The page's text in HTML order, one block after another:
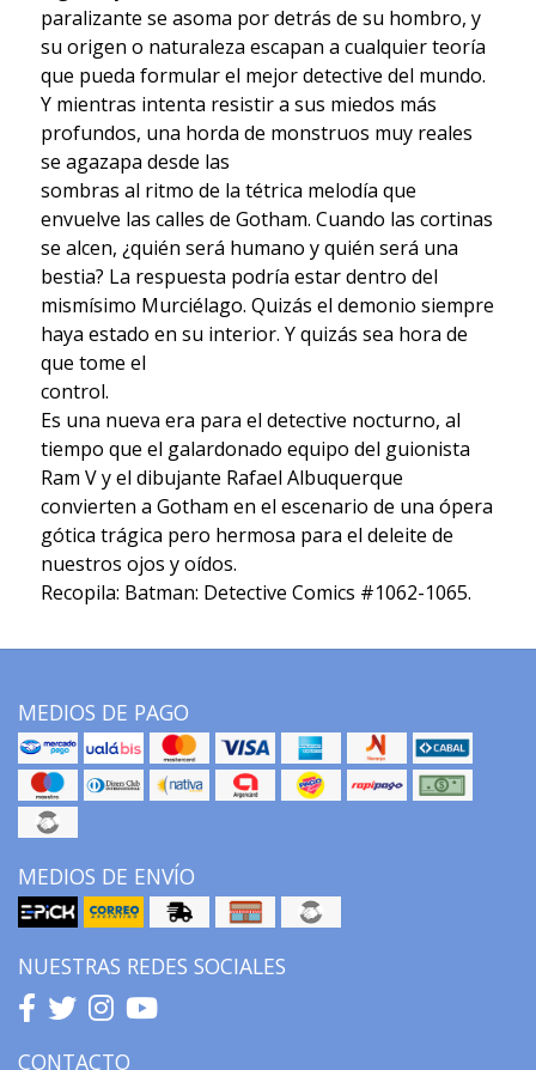
paralizante se asoma por detrás de su hombro, y
su origen o naturaleza escapan a cualquier teoría
que pueda formular el mejor detective del mundo.
Y mientras intenta resistir a sus miedos más
profundos, una horda de monstruos muy reales
se agazapa desde las
sombras al ritmo de la tétrica melodía que
envuelve las calles de Gotham. Cuando las cortinas
se alcen, ¿quién será humano y quién será una
bestia? La respuesta podría estar dentro del
mismísimo Murciélago. Quizás el demonio siempre
haya estado en su interior. Y quizás sea hora de
que tome el
control.
Es una nueva era para el detective nocturno, al
tiempo que el galardonado equipo del guionista
Ram V y el dibujante Rafael Albuquerque
convierten a Gotham en el escenario de una ópera
gótica trágica pero hermosa para el deleite de
nuestros ojos y oídos.
Recopila: Batman: Detective Comics #1062-1065.
MEDIOS DE PAGO
MEDIOS DE ENVÍO
NUESTRAS REDES SOCIALES
CONTACTO